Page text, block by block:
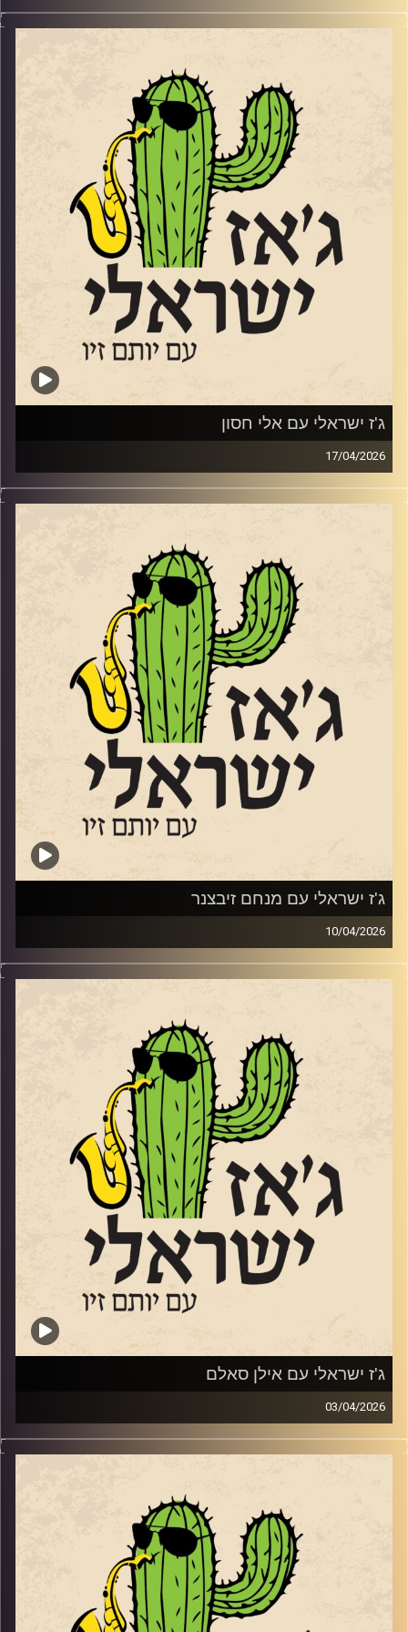
skip-hop/
הסקסופוניסט והמלחיןאלברט בגר
ועלה לארץ בגיל 3, מנגן שנים בסקסופון שנים, אבל חליל היה
הכלי הראשון שלו. אחיו הוא הרוקיסט מני בגר. בנו סתיו הלחין
בין היתר את "שני משוגעים" ואת השיר זוכה האירוויזיון "טוי".
זכה בפרס ראש הממשלה למלחינים ולפני 4 בפרס של משרד
התרבות על שם אריק איינשטיין, הוא בא אלינו כדי לחגוג את
ה -18 שלו. שוחחנו איתו על המוזיקה שלנו ועל פילוסופיית
החיים שלו.
ג'ז ישראלי עם אלי חסון
17/04/2026
החצוצרן והמלחין אלי חסון
שהוציא לפני מספר חודשים את אלבומו השני הוא דמות
ייחודית. לא רק בגלל שהיה בגיל 61 כשאלבום הבכורה יצא,
אלא בגלל הסאונד המיוחד
https://youtu.be/zjgy9Sw0c38?si=rOfYz1h-ZgMlzrax
והבחירות המוזיקליות שלו. שוחחנו איתו באולפן על מוזיקה,
על שקט ועל מה שביניהם
רותם בר-אילן
ג'ז ישראלי עם מנחם זיבצנר
10/04/2026
מנחם זיבצנר,
ליצור, לנגן ולהופיע במגוון ז'אנרים וסגנונות. הוא היה (ועדיין)
חלק מהרכב הג'ז האלמותי "מינואט" שממשיך להופיע גם
התחיל להוביל טריו משלו. מנחם הגיע לאולפן עם אלבום
הבכורה של הטריו"
PULSE
"
וגם עם קטעים מהאלבום החדש שייצא השנה. אלבום
שהוקדש ל 7.10.
מי שרוצה להקשיב ולראות אותו מנגן, יכול להגיע בתאריך
לאפריל לסלון המדרגות 23 בירושלים.
קרדיט תמונות:רותם בר-אילן
ג'ז ישראלי עם אילן סאלם
03/04/2026
אורח התוכנית השבוע, אילן סאלם מעמודי התווך של הג'ז
הישראלי שהוציא ממש השבוע את אלבומו החדשSongs of
מחלוצי הישראלים שלמדו מוזיקה בחו"ל. התחיל להופיע ברחבי
העולם תוך כדי הלימודים שלו בברקלי קולג' בבוסטון. נמנה על
כמעט עשור לימוד באקדמיה בירושלים ועמד בראש המחלקה